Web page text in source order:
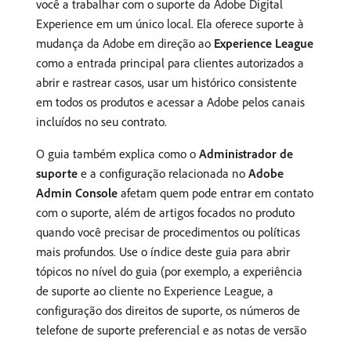
você a trabalhar com o suporte da Adobe Digital
Experience em um único local. Ela oferece suporte à
mudança da Adobe em direção ao Experience League
como a entrada principal para clientes autorizados a
abrir e rastrear casos, usar um histórico consistente
em todos os produtos e acessar a Adobe pelos canais
incluídos no seu contrato.
O guia também explica como o Administrador de
suporte e a configuração relacionada no Adobe
Admin Console afetam quem pode entrar em contato
com o suporte, além de artigos focados no produto
quando você precisar de procedimentos ou políticas
mais profundos. Use o índice deste guia para abrir
tópicos no nível do guia (por exemplo, a experiência
de suporte ao cliente no Experience League, a
configuração dos direitos de suporte, os números de
telefone de suporte preferencial e as notas de versão